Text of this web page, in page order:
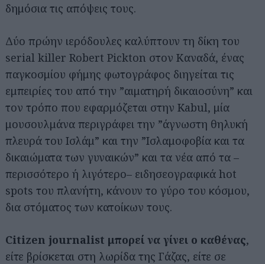
δημόσια τις απόψεις τους.
Δύο πρώην ιερόδουλες καλύπτουν τη δίκη του
serial killer Robert Pickton στον Καναδά, ένας
παγκοσμίου φήμης φωτογράφος διηγείται τις
εμπειρίες του από την ”αιματηρή δικαιοσύνη” και
τον τρόπο που εφαρμόζεται στην Kabul, μία
μουσουλμάνα περιγράφει την ”άγνωστη θηλυκή
πλευρά του Ισλάμ” και την ”Ισλαμοφοβία και τα
δικαιώματα των γυναικών” και τα νέα από τα –
περισσότερο ή λιγότερο– ειδησεογραφικά hot
spots του πλανήτη, κάνουν το γύρο του κόσμου,
δια στόματος των κατοίκων τους.
Citizen journalist μπορεί να γίνει ο καθένας,
είτε βρίσκεται στη λωρίδα της Γάζας, είτε σε